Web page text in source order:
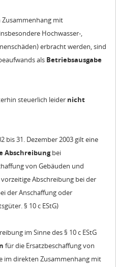
Zusammenhang mit
Hochwasser-,
erbracht werden, sind
als Betriebsausgabe
steuerlich leider nicht
bis 31. Dezember 2003 gilt eine
Abschreibungbei
von Gebäuden und
Abschreibung bei der
der Anschaffung oder
§ 10 c EStG)
im Sinne des § 10 c EStG
für die Ersatzbeschaffung von
im direkten Zusammenhang mit